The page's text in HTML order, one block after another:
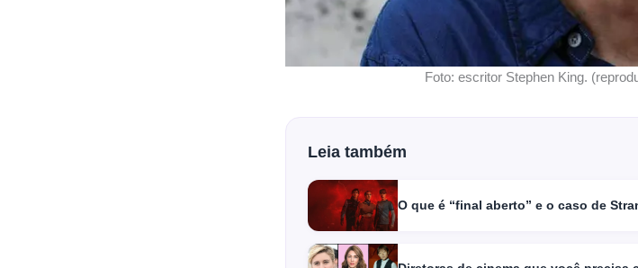
Foto: escritor Stephen King.
Leia também
O que é “final aberto” e o caso de